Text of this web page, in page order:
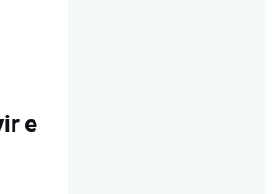
e